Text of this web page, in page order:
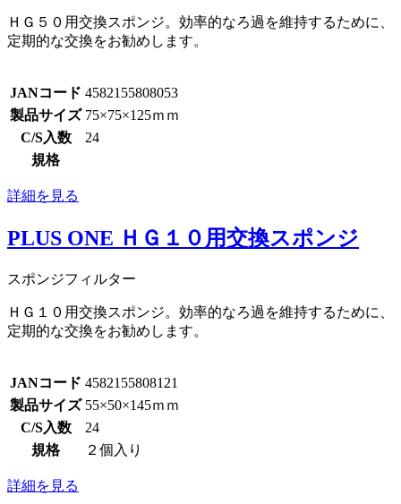
ＨＧ５０用交換スポンジ。効率的なろ過を維持するために、
定期的な交換をお勧めします。
JANコード 4582155808053
製品サイズ 75×75×125ｍｍ
C/S入数
24
規格
詳細を見る
PLUS ONE ＨＧ１０用交換スポンジ
スポンジフィルター
ＨＧ１０用交換スポンジ。効率的なろ過を維持するために、
定期的な交換をお勧めします。
JANコード 4582155808121
製品サイズ 55×50×145ｍｍ
C/S入数
24
規格
２個入り
詳細を見る